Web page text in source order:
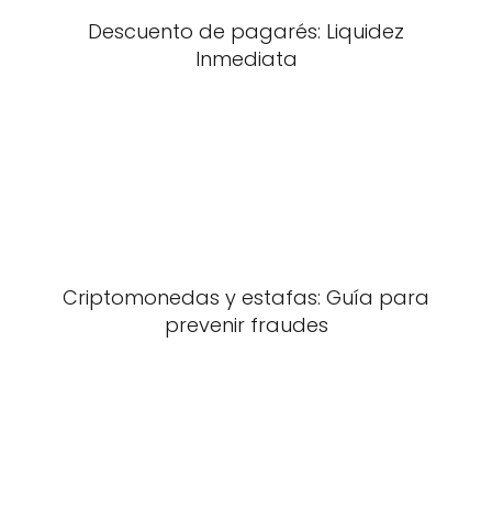
Descuento de pagarés: Liquidez
Inmediata
Criptomonedas y estafas: Guía para
prevenir fraudes